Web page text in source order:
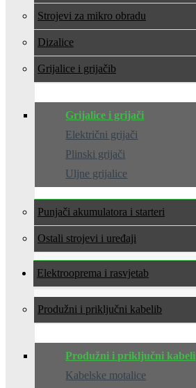
Strojevi za mikro obradu
Dizalice
Grijalice i grijači
Grijalice i grijači
Električni grijači
Plinski grijači
Uljne grijalice
Punjači akumulatora i starteri
Ostali strojevi i uređaji
Elektrooprema i rasvjeta
Produžni i priključni kabeli
Produžni i priključni kabeli
Kabelske motalice